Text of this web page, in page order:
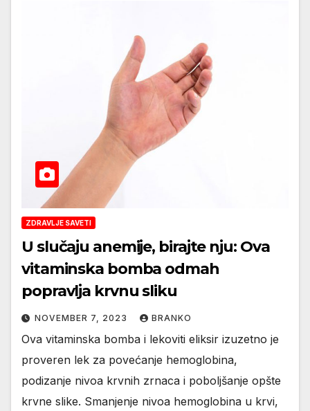
ZDRAVLJE SAVETI
U slučaju anemije, birajte nju: Ova
vitaminska bomba odmah
popravlja krvnu sliku
NOVEMBER 7, 2023 BRANKO
Ova vitaminska bomba i lekoviti eliksir izuzetno je
proveren lek za povećanje hemoglobina,
podizanje nivoa krvnih zrnaca i poboljšanje opšte
krvne slike. Smanjenje nivoa hemoglobina u krvi,